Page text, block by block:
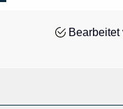
Bearbeitet